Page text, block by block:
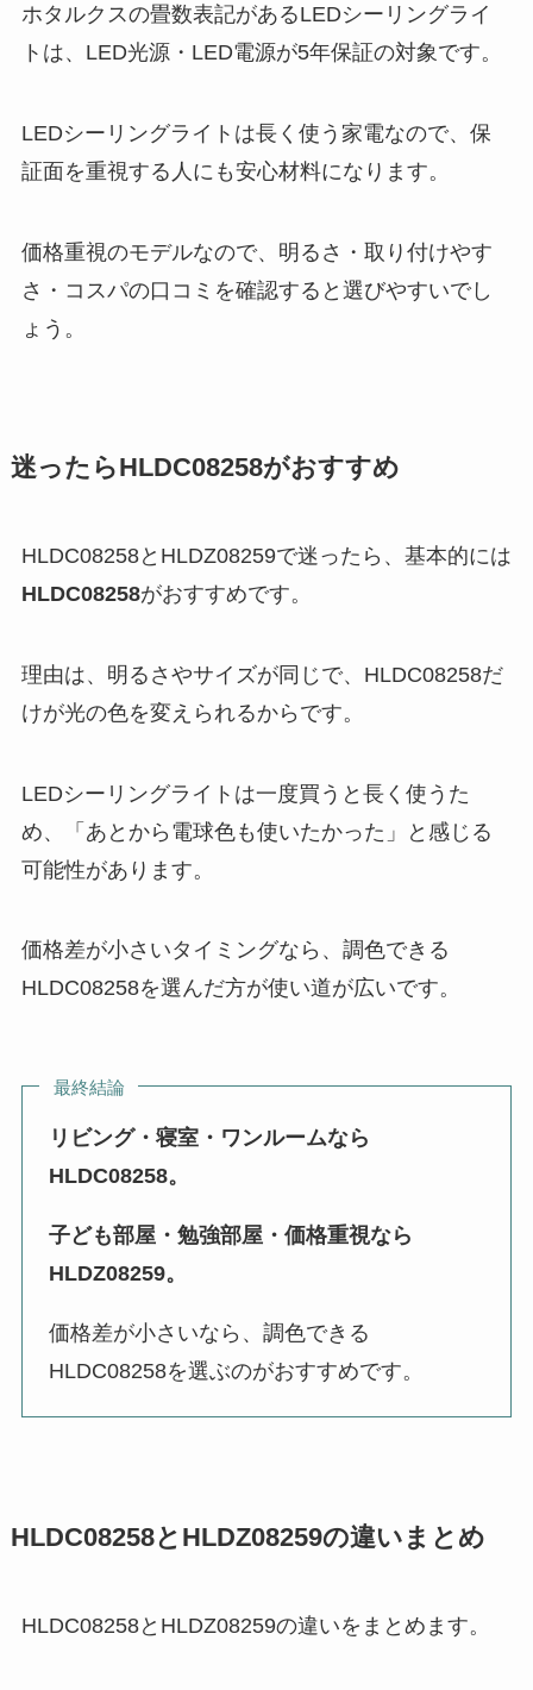
ホタルクスの畳数表記があるLEDシーリングライ
トは、LED光源・LED電源が5年保証の対象です。
LEDシーリングライトは長く使う家電なので、保
証面を重視する人にも安心材料になります。
価格重視のモデルなので、明るさ・取り付けやす
さ・コスパの口コミを確認すると選びやすいでし
ょう。
迷ったらHLDC08258がおすすめ
HLDC08258とHLDZ08259で迷ったら、基本的には
HLDC08258がおすすめです。
理由は、明るさやサイズが同じで、HLDC08258だ
けが光の色を変えられるからです。
LEDシーリングライトは一度買うと長く使うた
め、「あとから電球色も使いたかった」と感じる
可能性があります。
価格差が小さいタイミングなら、調色できる
HLDC08258を選んだ方が使い道が広いです。
最終結論
リビング・寝室・ワンルームなら
HLDC08258。
子ども部屋・勉強部屋・価格重視なら
HLDZ08259。
価格差が小さいなら、調色できる
HLDC08258を選ぶのがおすすめです。
HLDC08258とHLDZ08259の違いまとめ
HLDC08258とHLDZ08259の違いをまとめます。